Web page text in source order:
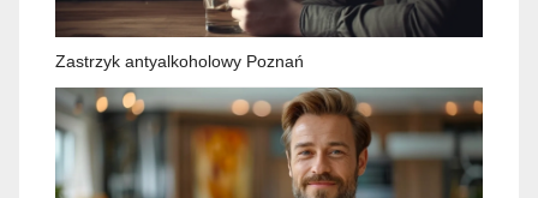
Zastrzyk antyalkoholowy Poznań